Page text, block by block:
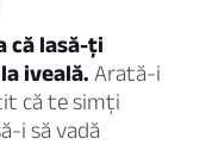
că lasă-ți
iveală. Arată-i
că te simți
i să vadă